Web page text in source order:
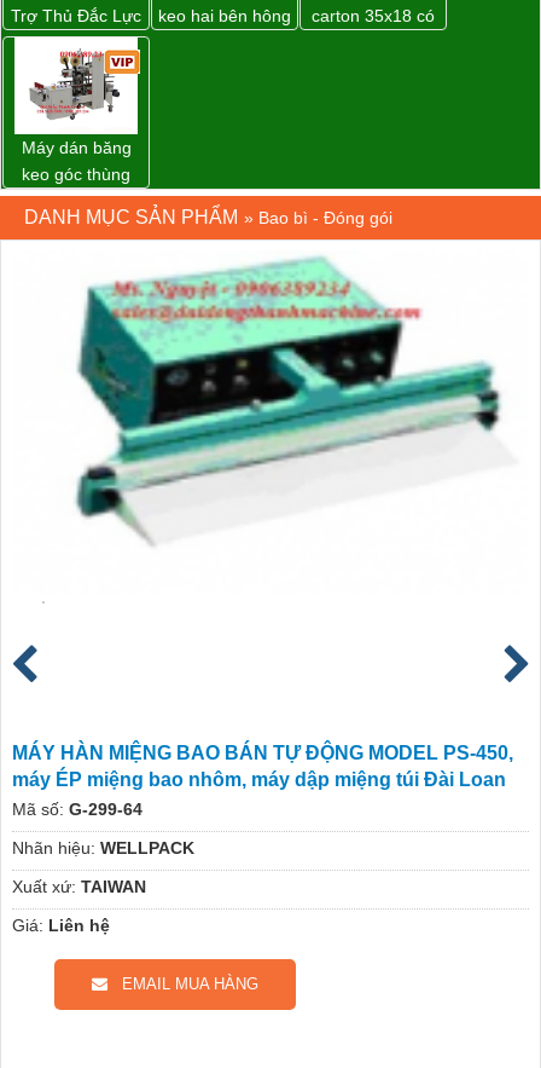
Trợ Thủ Đắc Lực
Cho Mọi Doanh
Nghiệp Trong
Khâu Đóng Gói
keo hai bên hông
carton 35x18 có
Máy dán băng
keo góc thùng
carton giá tốt
Đồng Nai
DANH MỤC SẢN PHẨM » Bao bì - Đóng gói
MÁY HÀN MIỆNG BAO BÁN TỰ ĐỘNG MODEL PS-450,
máy ÉP miệng bao nhôm, máy dập miệng túi Đài Loan
Mã số: G-299-64
Nhãn hiệu: WELLPACK
Xuất xứ: TAIWAN
Giá: Liên hệ
EMAIL MUA HÀNG